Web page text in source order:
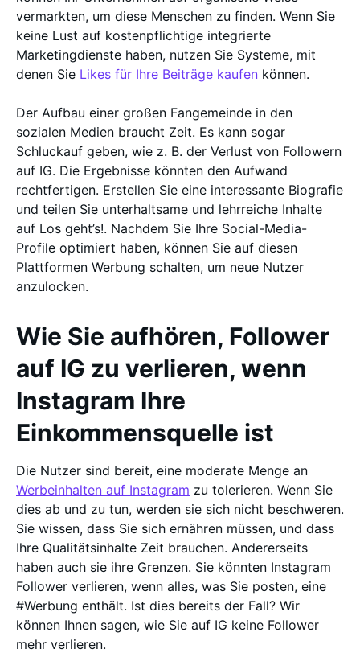
vermarkten, um diese Menschen zu finden. Wenn Sie
keine Lust auf kostenpflichtige integrierte
Marketingdienste haben, nutzen Sie Systeme, mit
denen Sie Likes für Ihre Beiträge kaufen können.
Der Aufbau einer großen Fangemeinde in den
sozialen Medien braucht Zeit. Es kann sogar
Schluckauf geben, wie z. B. der Verlust von Followern
auf IG. Die Ergebnisse könnten den Aufwand
rechtfertigen. Erstellen Sie eine interessante Biografie
und teilen Sie unterhaltsame und lehrreiche Inhalte
auf Los geht’s!. Nachdem Sie Ihre Social-Media-
Profile optimiert haben, können Sie auf diesen
Plattformen Werbung schalten, um neue Nutzer
anzulocken.
Wie Sie aufhören, Follower
auf IG zu verlieren, wenn
Instagram Ihre
Einkommensquelle ist
Die Nutzer sind bereit, eine moderate Menge an
Werbeinhalten auf Instagram zu tolerieren. Wenn Sie
dies ab und zu tun, werden sie sich nicht beschweren.
Sie wissen, dass Sie sich ernähren müssen, und dass
Ihre Qualitätsinhalte Zeit brauchen. Andererseits
haben auch sie ihre Grenzen. Sie könnten Instagram
Follower verlieren, wenn alles, was Sie posten, eine
#Werbung enthält. Ist dies bereits der Fall? Wir
können Ihnen sagen, wie Sie auf IG keine Follower
mehr verlieren.